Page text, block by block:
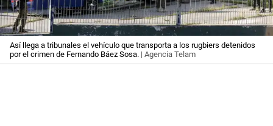
Así llega a tribunales el vehículo que transporta a los rugbiers detenidos
por el crimen de Fernando Báez Sosa. | Agencia Telam